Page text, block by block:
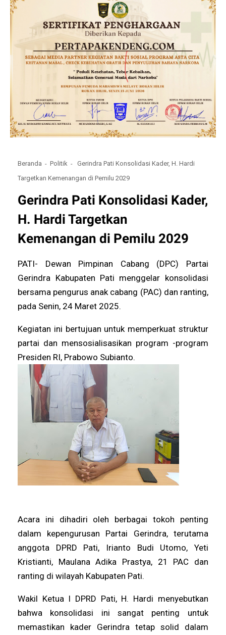
Beranda Politik
Gerindra Pati Konsolidasi Kader, H. Hardi
Targetkan Kemenangan di Pemilu 2029
Gerindra Pati Konsolidasi Kader,
H. Hardi Targetkan
Kemenangan di Pemilu 2029
PATI- Dewan Pimpinan Cabang (DPC) Partai
Gerindra Kabupaten Pati menggelar konsolidasi
bersama pengurus anak cabang (PAC) dan ranting,
pada Senin, 24 Maret 2025.
Kegiatan ini bertujuan untuk memperkuat struktur
partai dan mensosialisasikan program -program
Presiden RI, Prabowo Subianto.
Acara ini dihadiri oleh berbagai tokoh penting
dalam kepengurusan Partai Gerindra, terutama
anggota DPRD Pati, Irianto Budi Utomo, Yeti
Kristianti, Maulana Adika Prastya, 21 PAC dan
ranting di wilayah Kabupaten Pati.
Wakil Ketua I DPRD Pati, H. Hardi menyebutkan
bahwa konsolidasi ini sangat penting untuk
memastikan kader Gerindra tetap solid dalam